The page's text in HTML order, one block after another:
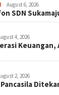
August 6, 2026
SDN
4, 2026
Keuangan,
2, 2026